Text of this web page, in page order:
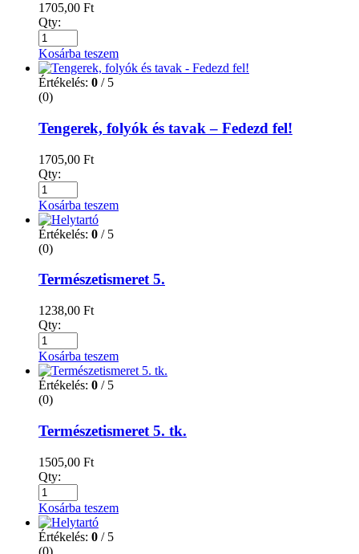
1705,00 Ft
Qty:
Kosárba teszem
Értékelés: 0 / 5
(0)
Tengerek, folyók és tavak – Fedezd fel!
1705,00 Ft
Qty:
Kosárba teszem
Értékelés: 0 / 5
(0)
Természetismeret 5.
1238,00 Ft
Qty:
Kosárba teszem
Értékelés: 0 / 5
(0)
Természetismeret 5. tk.
1505,00 Ft
Qty:
Kosárba teszem
Értékelés: 0 / 5
(0)